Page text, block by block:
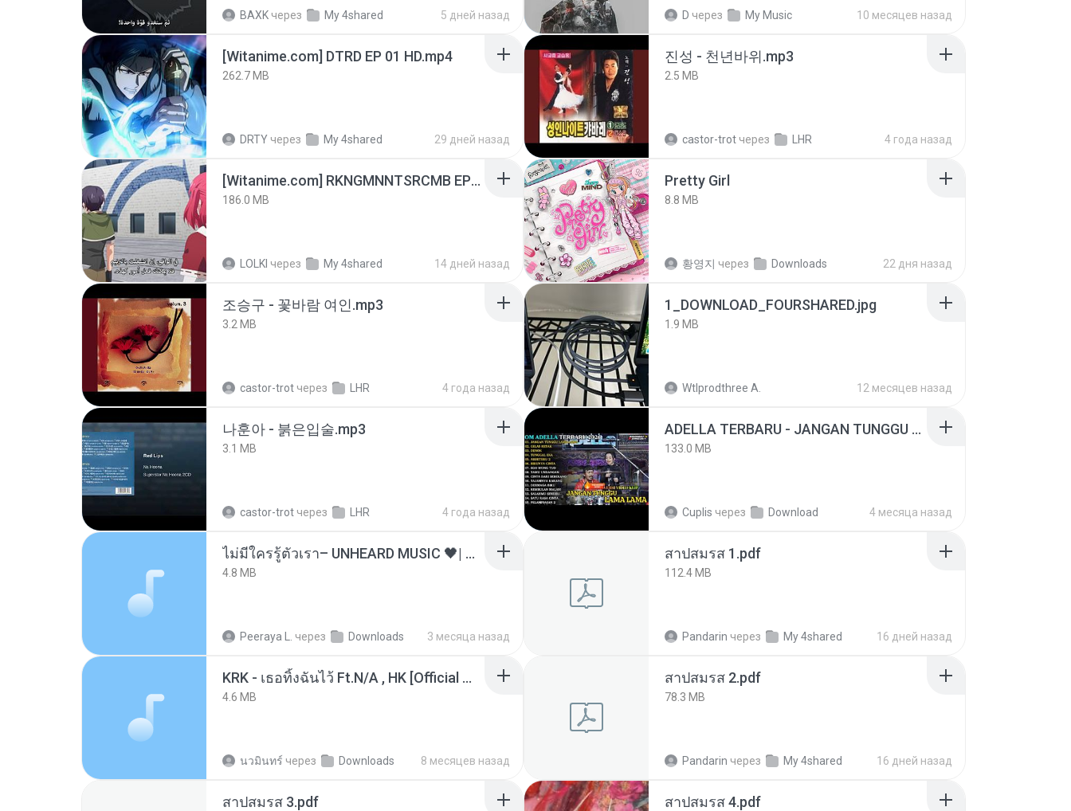
BAXK через My 4shared 5 дней назад D через My Music 10 месяцев назад
[Witanime.com] DTRD EP 01 HD.mp4
262.7 MB
DRTY через My 4shared 29 дней назад
진성 - 천년바위.mp3
2.5 MB
castor-trot через LHR 4 года назад
[Witanime.com] RKNGMNNTSRCMB EP 05 HD.mp4
186.0 MB
LOLKI через My 4shared 14 дней назад
Pretty Girl
8.8 MB
황영지 через Downloads 22 дня назад
조승구 - 꽃바람 여인.mp3
3.2 MB
castor-trot через LHR 4 года назад
1_DOWNLOAD_FOURSHARED.jpg
1.9 MB
Wtlprodthree A. 12 месяцев назад
나훈아 - 붉은입술.mp3
3.1 MB
castor-trot через LHR 4 года назад
ADELLA TERBARU - JANGAN TUNGGU LAMA LAMA - GELAS RETAK - OM ADELLA FULL ALBUM TERBARU 2026
133.0 MB
Cuplis через Download 4 месяца назад
ไม่มีใครรู้ตัวเรา– UNHEARD MUSIC 🖤| Official Lyric Video | เพลงสู้ชีวิต
4.8 MB
Peeraya L. через Downloads 3 месяца назад
สาปสมรส 1.pdf
112.4 MB
Pandarin через My 4shared 16 дней назад
KRK - เธอทิ้งฉันไว้ Ft.N/A , HK [Official MV]
4.6 MB
นวมินทร์ через Downloads 8 месяцев назад
สาปสมรส 2.pdf
78.3 MB
Pandarin через My 4shared 16 дней назад
สาปสมรส 3.pdf สาปสมรส 4.pdf